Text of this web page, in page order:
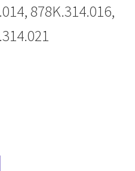
₽
878K.314.016,